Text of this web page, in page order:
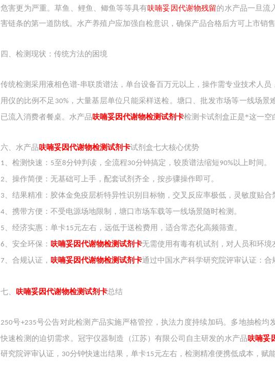
危害更为严重。草鱼、鲤鱼、鲫鱼等等具有呋喃妥因代谢物残留的水产品一旦流
害链条的第一道防线。水产养殖户应加强自检意识，确保产品合格后方可上市销售
四、检测现状：传统方法的困境
传统检测采用液相色谱-串联质谱法，单台设备百万元以上，操作需专业技术人员
用仪的比例不足 30% ，大量基层单位只能采样送检。塘口、批发市场等一线场
已流入消费者餐桌。水产品呋喃妥因代谢物检测试剂卡检测卡试剂盒正是*这一空
六、水产品呋喃妥因代谢物检测试剂卡试剂盒七大核心优势
1 、检测快速： 5至8分钟判读，全流程30分钟搞定，较质谱法缩短90% 以上时间。
2 、操作简便：无基础可上手，配套试剂齐全，按步骤操作即可。
3 、结果精准：胶体金免疫层析特异性识别目标物，交叉反应率极低，灵敏度贴合
4 、携带方便：不受电源场地限制，塘口市场车载等一线场景随时检测。
5 、经济实惠：单卡15元左右，远低于送检费用，适合常态化高频筛查。
6 、安全环保： 呋喃妥因代谢物检测试剂卡无需使用有毒有机试剂，对人员和环境
7 、合规认证， 呋喃妥因代谢物检测试剂卡通过中国水产科学研究院评审认证：合
七、 呋喃妥因代谢物检测试剂卡总结
250号+235号公告对此检测产品实施严格管控，执法力度持续加码。多地抽检均
快速检测的迫切需求。冠宇仪器制造（江苏）有限公司自主研发的水产品呋喃妥
研究院评审认证， 30分钟快速出结果，单卡15元左右，检测精准便携低成本，赋